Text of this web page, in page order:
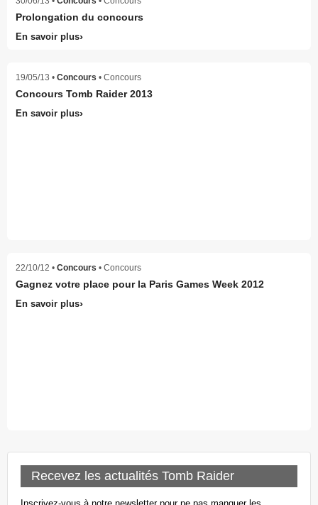
Prolongation du concours
En savoir plus
19/05/13 • Concours • Concours
Concours Tomb Raider 2013
En savoir plus
22/10/12 • Concours • Concours
Gagnez votre place pour la Paris Games Week 2012
En savoir plus
Recevez les actualités Tomb Raider